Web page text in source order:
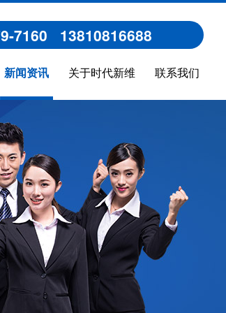
7160 13810816688
新闻资讯 关于时代新维 联系我们